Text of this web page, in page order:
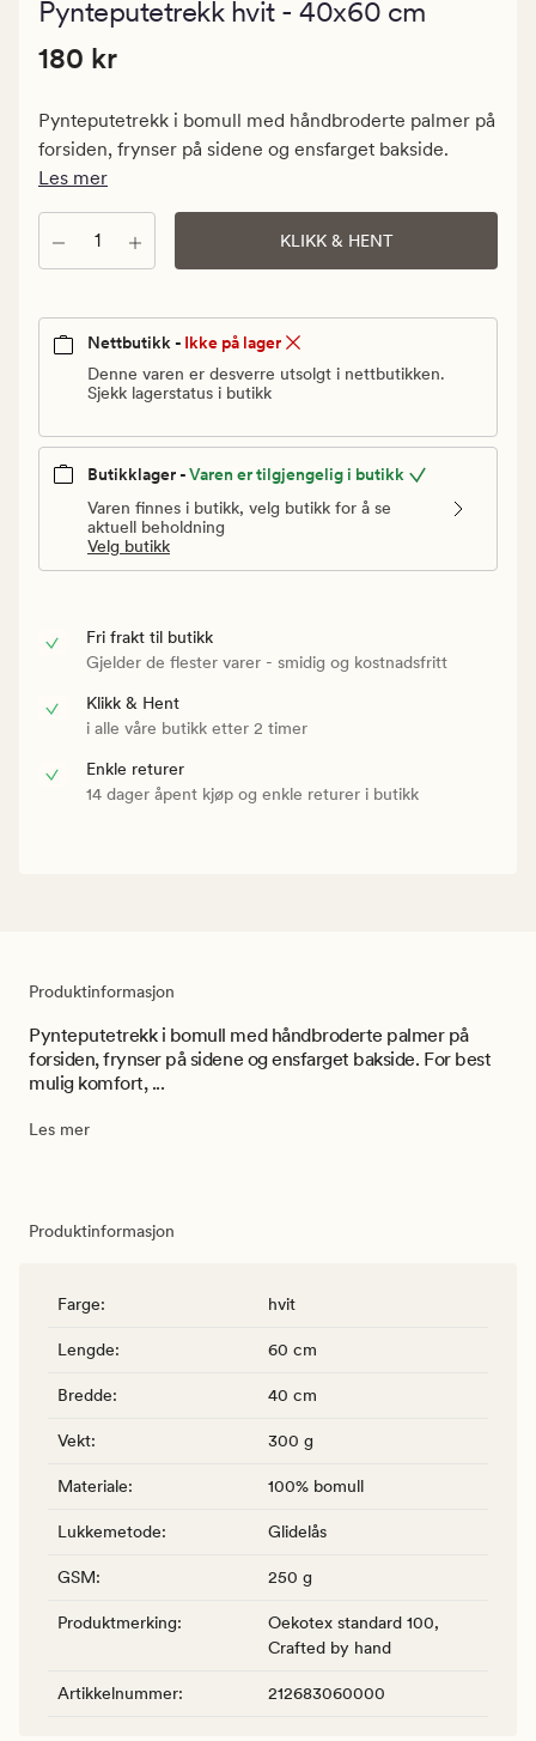
Pynteputetrekk hvit - 40x60 cm
Pris
Vanlig
180
kr
Pris 180 kr
180 kr
Pynteputetrekk i bomull med håndbroderte palmer på
forsiden, frynser på sidene og ensfarget bakside.
Les mer
Antall KLIKK & HENT
Nettbutikk - Ikke på lager
Denne varen er desverre utsolgt i nettbutikken.
Sjekk lagerstatus i butikk
Butikklager -Varen er tilgjengelig i butikk
Varen finnes i butikk, velg butikk for å se
aktuell beholdning
Velg butikk
Fri frakt til butikk
Gjelder de flester varer - smidig og kostnadsfritt
Klikk & Hent
i alle våre butikk etter 2 timer
Enkle returer
14 dager åpent kjøp og enkle returer i butikk
Produktinformasjon
Pynteputetrekk i bomull med håndbroderte palmer på
forsiden, frynser på sidene og ensfarget bakside. For best
mulig komfort, ...
Les mer
Produktinformasjon
Farge: hvit
Lengde: 60 cm
Bredde: 40 cm
Vekt: 300 g
Materiale: 100% bomull
Lukkemetode: Glidelås
GSM: 250 g
Produktmerking:
Oekotex standard 100,
Crafted by hand
Artikkelnummer: 212683060000